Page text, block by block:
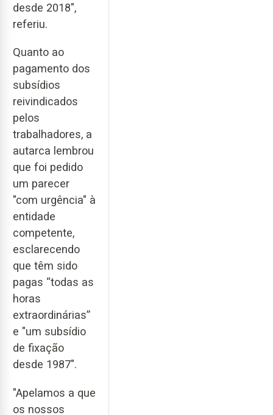
desde 2018",
referiu.
Quanto ao
pagamento dos
subsídios
reivindicados
pelos
trabalhadores, a
autarca lembrou
que foi pedido
um parecer
"com urgência" à
entidade
competente,
esclarecendo
que têm sido
pagas “todas as
horas
extraordinárias”
e "um subsídio
de fixação
desde 1987".
"Apelamos a que
os nossos